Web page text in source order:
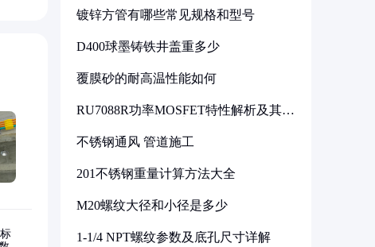
镀锌方管有哪些常见规格和型号
D400球墨铸铁井盖重多少
覆膜砂的耐高温性能如何
RU7088R功率MOSFET特性解析及其在
不锈钢通风 管道施工
201不锈钢重量计算方法大全
M20螺纹大径和小径是多少
1-1/4 NPT螺纹参数及底孔尺寸详解